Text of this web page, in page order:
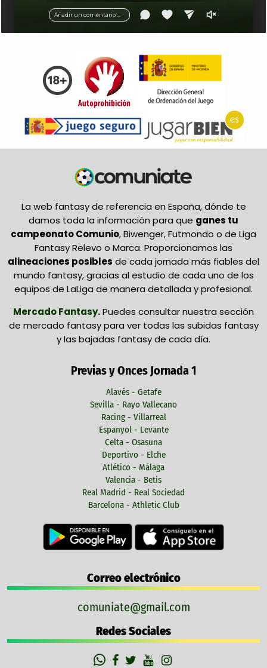
Añadir un comentario ...
La web fantasy de referencia en España, dónde te
damos toda la información para que ganes tu
campeonato Comunio, Biwenger, Futmondo o de Liga
Fantasy Relevo o Marca. Proporcionamos las
alineaciones posibles de cada jornada más fiables del
mundo fantasy, gracias al estudio de cada uno de los
equipos de LaLiga de manera detallada y profesional.
Mercado Fantasy.Puedes consultar nuestra sección
de mercado fantasy para ver todas las subidas fantasy
y las bajadas fantasy de cada día.
Previas y Onces Jornada 1
Alavés - Getafe
Sevilla - Rayo Vallecano
Racing - Villarreal
Espanyol - Levante
Celta - Osasuna
Deportivo - Elche
Atlético - Málaga
Valencia - Betis
Real Madrid - Real Sociedad
Barcelona - Athletic Club
Correo electrónico
comuniate@gmail.com
Redes Sociales